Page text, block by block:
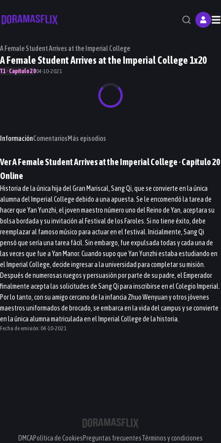
A Female Student Arrives at the Imperial College
A Female Student Arrives at the Imperial College 1x20
T1 · Capítulo 2004-10-2021
InformaciónComentariosMás episodios
VerA Female Student Arrives at the Imperial College· Capítulo20
Online
Historia de la única hija del Gran Mariscal, Sang Qi, que se convierte en la única
alumna del Imperial College debido a una apuesta. Se le encomendó la tarea de
hacer que Yan Yunzhi, el joven maestro número uno del Reino de Yan, aceptara su
bolsa bordada y su invitación al Festival de los Faroles. Si no tiene éxito, debe
reemplazar al famoso músico para actuar en el festival. Inicialmente, Sang Qi
pensó que sería una tarea fácil. Sin embargo, fue expulsada todas y cada una de
las veces que fue a Yan Manor. Cuando supo que Yan Yunzhi estaba estudiando en
el Imperial College, decide ingresar a la universidad para completar su misión.
Después de numerosas ruegos y persuasión por parte de su padre, el Emperador
finalmente acepta las solicitudes de Sang Qi para inscribirse en el Colegio Imperial.
Por lo tanto, con su amigo cercano de la infancia Zhuo Wenyuan y otros jóvenes
maestros uniformados de brocado, se embarca en la vida del campus y se convierte
en la única alumna matriculada en el Imperial College de la historia.
Fecha de emisión: 04-10-2021
DMCAPolítica de CookiesPreguntas frecuentesTérminos y condiciones